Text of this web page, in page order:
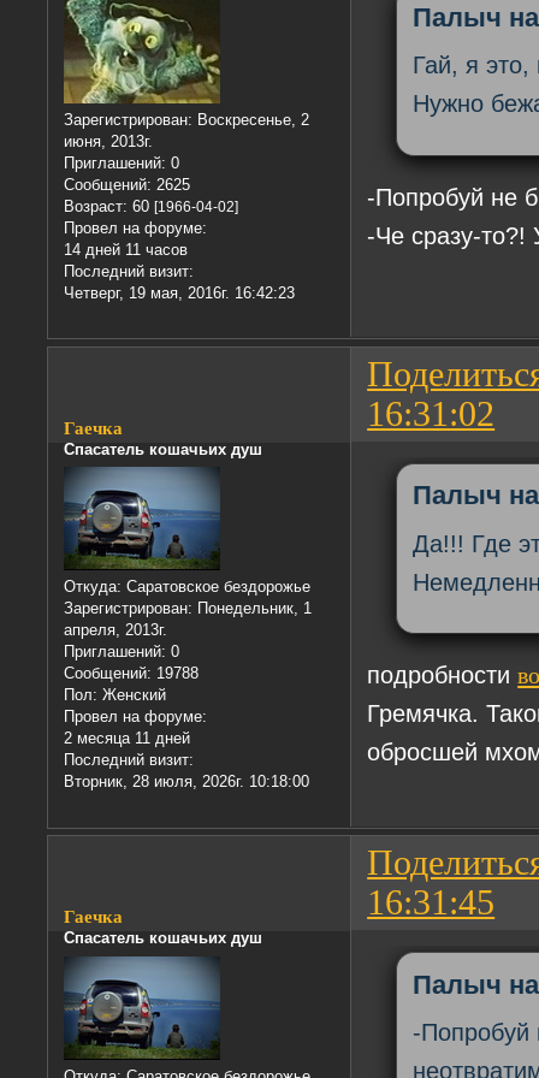
Зарегистрирован: Воскресенье, 2
июня, 2013г.
Приглашений: 0
Сообщений: 2625
Возраст: 60[1966-04-02]
Провел на форуме:
14 дней 11 часов
Последний визит:
Четверг, 19 мая, 2016г. 16:42:23
Палыч
Гай, я
Нужно
-Попробуй не
-Че сразу-то?!
16:31:02
Гаечка
Спасатель кошачьих душ
Откуда: Саратовское бездорожье
Зарегистрирован: Понедельник, 1
апреля, 2013г.
Приглашений: 0
Сообщений: 19788
Пол: Женский
Провел на форуме:
2 месяца 11 дней
Последний визит:
Вторник, 28 июля, 2026г. 10:18:00
Палыч
Да!!! Где
подробности
Гремячка.
обросшей
16:31:45
Гаечка
Спасатель кошачьих душ
Палыч
-Попробуй